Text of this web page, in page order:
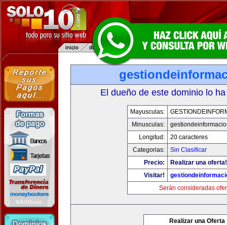
El dueño de este dominio lo
Mayusculas:
Minusculas:
Longitud:
20 caracteres
Categorias:
Sin Clasificar
Precio:
Realizar una oferta!
Visitar!
Serán consideradas
Realizar una Oferta